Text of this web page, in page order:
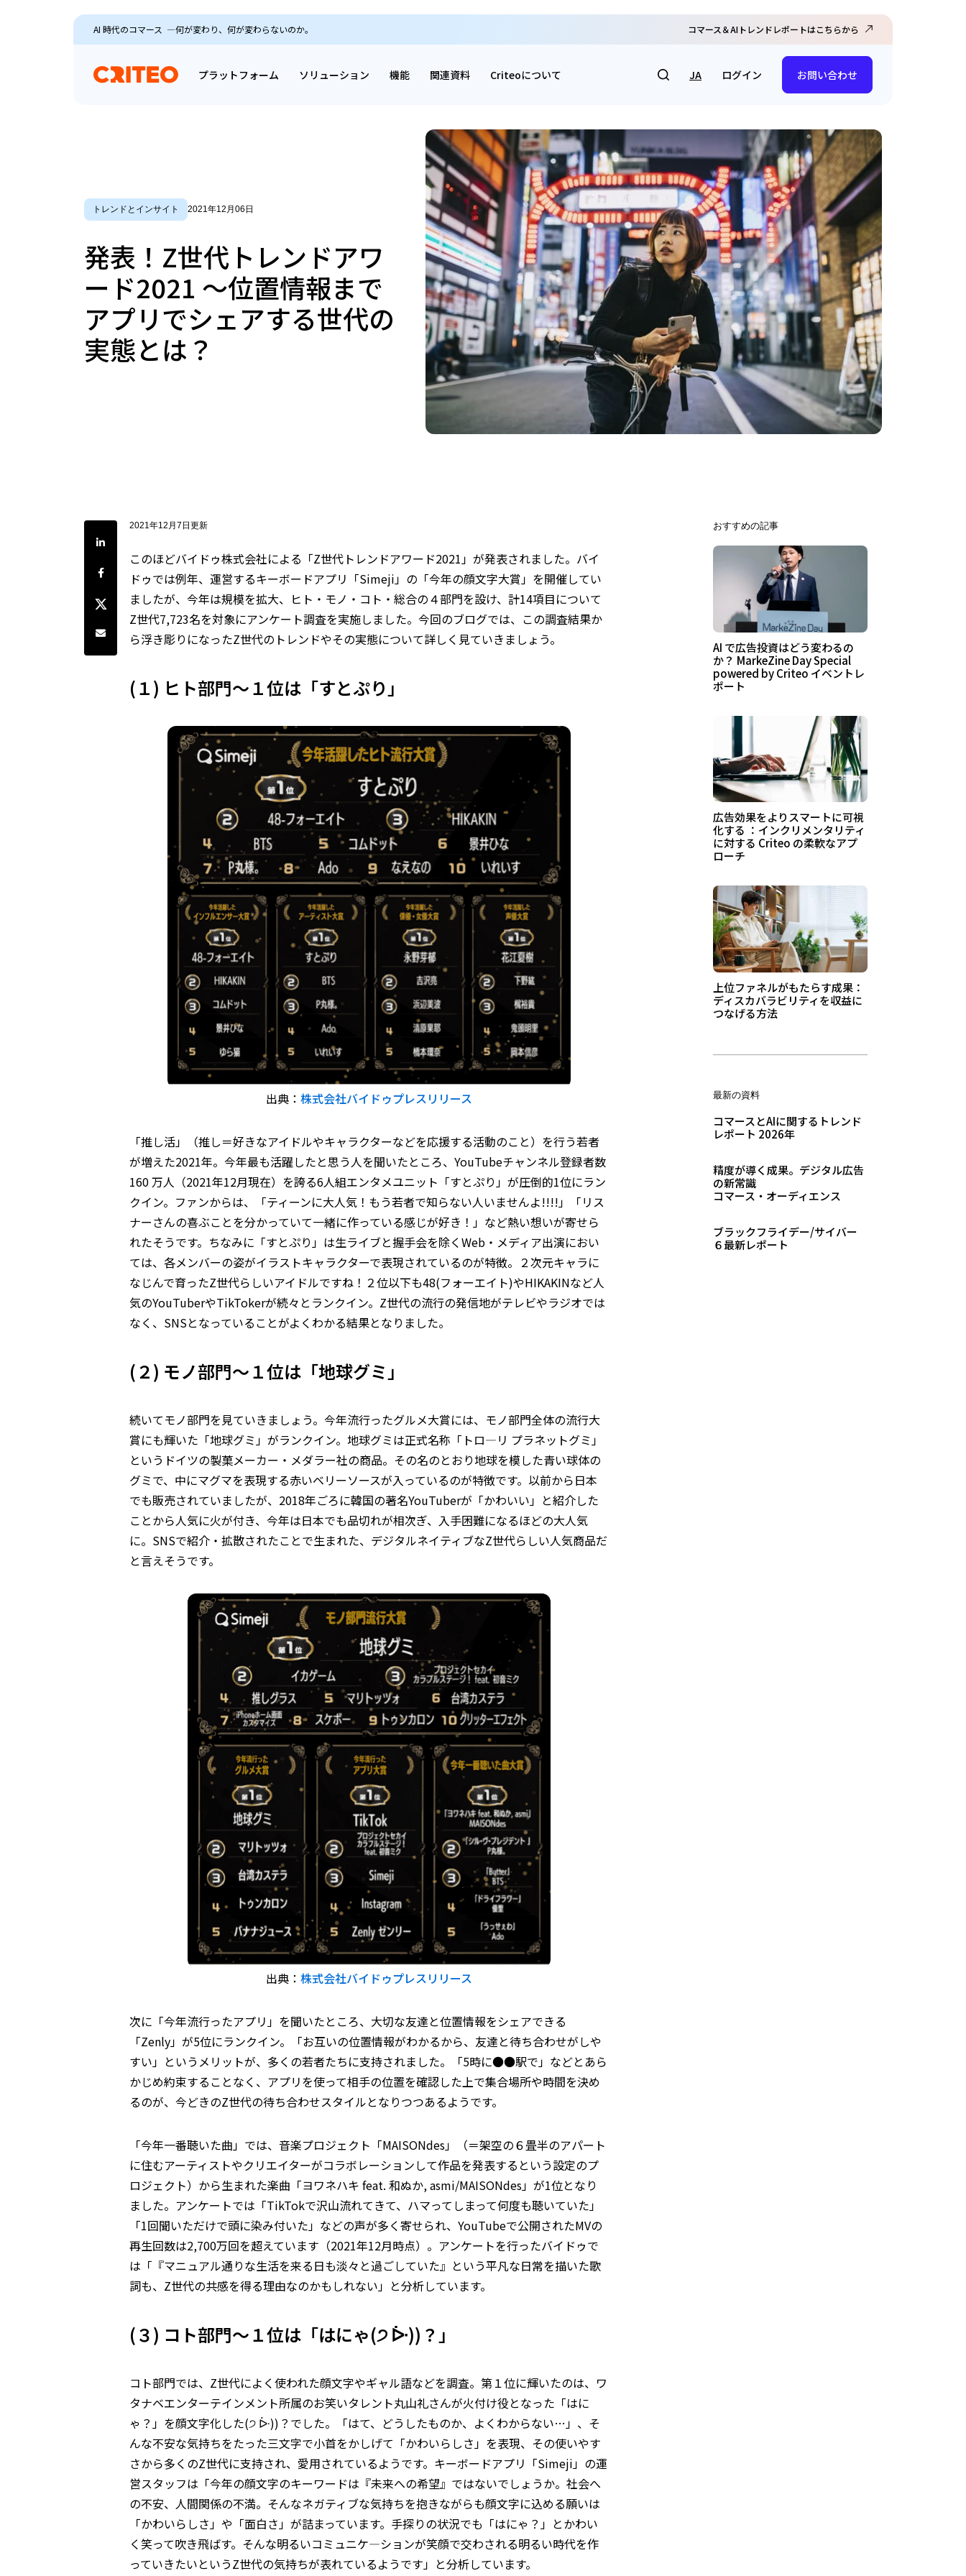
AI 時代のコマース ―何が変わり、何が変わらないのか。 コマース＆AIトレンドレポートはこちらから
プラットフォーム ソリューション 機能 関連資料 Criteoについて JA ログイン お問い合わせ
トレンドとインサイト 2021年12月06日
発表！Z世代トレンドアワ
ード2021 ～位置情報まで
アプリでシェアする世代の
実態とは？
LinkedInで共有
Facebookでシェア
Twitterでシェア
Share by e-mail
2021年12月7日更新
このほどバイドゥ株式会社による「Z世代トレンドアワード2021」が発表されました。バイ
ドゥでは例年、運営するキーボードアプリ「Simeji」の「今年の顔文字大賞」を開催してい
ましたが、今年は規模を拡大、ヒト・モノ・コト・総合の４部門を設け、計14項目について
Z世代7,723名を対象にアンケート調査を実施しました。今回のブログでは、この調査結果か
ら浮き彫りになったZ世代のトレンドやその実態について詳しく見ていきましょう。
(１) ヒト部門～１位は「すとぷり」
出典：株式会社バイドゥプレスリリース
「推し活」（推し＝好きなアイドルやキャラクターなどを応援する活動のこと）を行う若者
が増えた2021年。今年最も活躍したと思う人を聞いたところ、YouTubeチャンネル登録者数
160 万人（2021年12月現在）を誇る6人組エンタメユニット「すとぷり」が圧倒的1位にラン
クイン。ファンからは、「ティーンに大人気！もう若者で知らない人いませんよ!!!!」「リス
ナーさんの喜ぶことを分かっていて一緒に作っている感じが好き！」など熱い想いが寄せら
れたそうです。ちなみに「すとぷり」は生ライブと握手会を除くWeb・メディア出演におい
ては、各メンバーの姿がイラストキャラクターで表現されているのが特徴。２次元キャラに
なじんで育ったZ世代らしいアイドルですね！２位以下も48(フォーエイト)やHIKAKINなど人
気のYouTuberやTikTokerが続々とランクイン。Z世代の流行の発信地がテレビやラジオでは
なく、SNSとなっていることがよくわかる結果となりました。
(２) モノ部門～１位は「地球グミ」
続いてモノ部門を見ていきましょう。今年流行ったグルメ大賞には、モノ部門全体の流行大
賞にも輝いた「地球グミ」がランクイン。地球グミは正式名称「トロ―リ プラネットグミ」
というドイツの製菓メーカー・メダラー社の商品。その名のとおり地球を模した青い球体の
グミで、中にマグマを表現する赤いベリーソースが入っているのが特徴です。以前から日本
でも販売されていましたが、2018年ごろに韓国の著名YouTuberが「かわいい」と紹介した
ことから人気に火が付き、今年は日本でも品切れが相次ぎ、入手困難になるほどの大人気
に。SNSで紹介・拡散されたことで生まれた、デジタルネイティブなZ世代らしい人気商品だ
と言えそうです。
出典：株式会社バイドゥプレスリリース
次に「今年流行ったアプリ」を聞いたところ、大切な友達と位置情報をシェアできる
「Zenly」が5位にランクイン。「お互いの位置情報がわかるから、友達と待ち合わせがしや
すい」というメリットが、多くの若者たちに支持されました。「5時に●●駅で」などとあら
かじめ約束することなく、アプリを使って相手の位置を確認した上で集合場所や時間を決め
るのが、今どきのZ世代の待ち合わせスタイルとなりつつあるようです。
「今年一番聴いた曲」では、音楽プロジェクト「MAISONdes」（＝架空の６畳半のアパート
に住むアーティストやクリエイターがコラボレーションして作品を発表するという設定のプ
ロジェクト）から生まれた楽曲「ヨワネハキ feat. 和ぬか, asmi/MAISONdes」が1位となり
ました。アンケートでは「TikTokで沢山流れてきて、ハマってしまって何度も聴いていた」
「1回聞いただけで頭に染み付いた」などの声が多く寄せられ、YouTubeで公開されたMVの
再生回数は2,700万回を超えています（2021年12月時点）。アンケートを行ったバイドゥで
は「『マニュアル通りな生活を来る日も淡々と過ごしていた』という平凡な日常を描いた歌
詞も、Z世代の共感を得る理由なのかもしれない」と分析しています。
(３) コト部門～１位は「はにゃ(੭ ᐕ))？」
コト部門では、Z世代によく使われた顔文字やギャル語などを調査。第１位に輝いたのは、ワ
タナベエンターテインメント所属のお笑いタレント丸山礼さんが火付け役となった「はに
ゃ？」を顔文字化した(੭ ᐕ))？でした。「はて、どうしたものか、よくわからない…」、そ
んな不安な気持ちをたった三文字で小首をかしげて「かわいらしさ」を表現、その使いやす
さから多くのZ世代に支持され、愛用されているようです。キーボードアプリ「Simeji」の運
営スタッフは「今年の顔文字のキーワードは『未来への希望』ではないでしょうか。社会へ
の不安、人間関係の不満。そんなネガティブな気持ちを抱きながらも顔文字に込める願いは
「かわいらしさ」や「面白さ」が詰まっています。手探りの状況でも「はにゃ？」とかわい
く笑って吹き飛ばす。そんな明るいコミュニケ―ションが笑顔で交わされる明るい時代を作
っていきたいというZ世代の気持ちが表れているようです」と分析しています。
おすすめの記事
AI で広告投資はどう変わるの
か？ MarkeZine Day Special
powered by Criteo イベントレ
ポート
広告効果をよりスマートに可視
化する ：インクリメンタリティ
に対する Criteo の柔軟なアプ
ローチ
上位ファネルがもたらす成果：
ディスカバラビリティを収益に
つなげる方法
最新の資料
コマースとAIに関するトレンド
レポート 2026年
精度が導く成果。デジタル広告
の新常識
コマース・オーディエンス
ブラックフライデー/サイバー
６最新レポート